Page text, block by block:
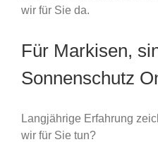
wir für Sie da.
Für Markisen,
Sonnenschutz
Langjährige Erfahrung
wir für Sie tun?